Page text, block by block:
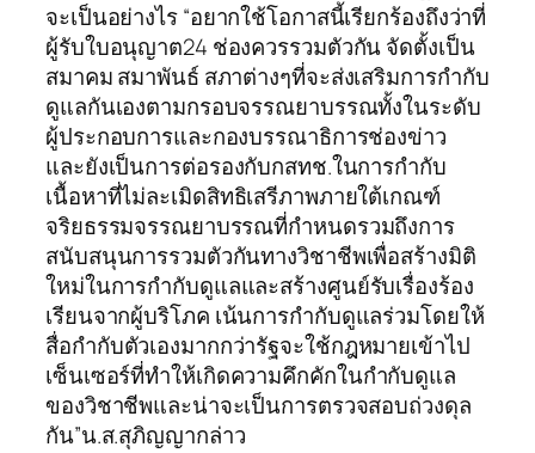
จะเป็นอย่างไร “อยากใช้โอกาสนี้เรียกร้องถึงว่าที่
ผู้รับใบอนุญาต24 ช่องควรรวมตัวกัน จัดตั้งเป็น
สมาคม สมาพันธ์ สภาต่างๆที่จะส่งเสริมการกำกับ
ดูแลกันเองตามกรอบจรรณยาบรรณทั้งในระดับ
ผู้ประกอบการและกองบรรณาธิการช่องข่าว
และยังเป็นการต่อรองกับกสทช.ในการกำกับ
เนื้อหาที่ไม่ละเมิดสิทธิเสรีภาพภายใต้เกณฑ์
จริยธรรมจรรณยาบรรณที่กำหนดรวมถึงการ
สนับสนุนการรวมตัวกันทางวิชาชีพเพื่อสร้างมิติ
ใหม่ในการกำกับดูแลและสร้างศูนย์รับเรื่องร้อง
เรียนจากผู้บริโภค เน้นการกำกับดูแลร่วมโดยให้
สื่อกำกับตัวเองมากกว่ารัฐจะใช้กฎหมายเข้าไป
เซ็นเซอร์ที่ทำให้เกิดความคึกคักในกำกับดูแล
ของวิชาชีพและน่าจะเป็นการตรวจสอบถ่วงดุล
กัน”น.ส.สุภิญญากล่าว